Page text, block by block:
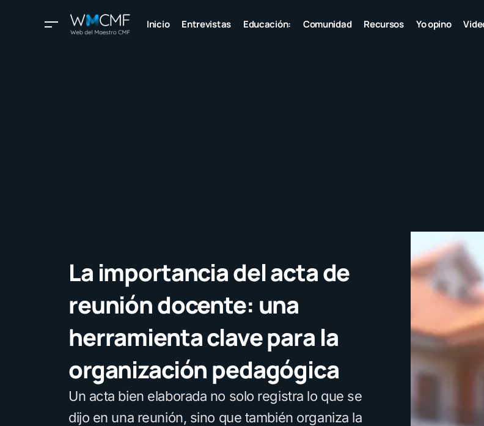
Inicio Entrevistas Educación: Comunidad Recursos Yo opino
La importancia del acta de
reunión docente: una
herramienta clave para la
organización pedagógica
Un acta bien elaborada no solo registra lo que se
dijo en una reunión, sino que también organiza la